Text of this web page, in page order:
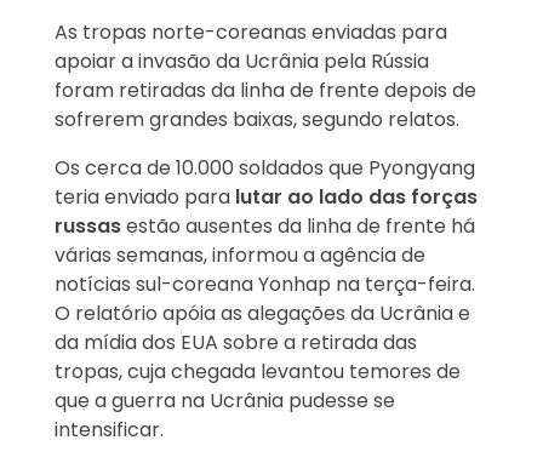
As tropas norte-coreanas enviadas para
apoiar a invasão da Ucrânia pela Rússia
foram retiradas da linha de frente depois de
sofrerem grandes baixas, segundo relatos.
Os cerca de 10.000 soldados que Pyongyang
teria enviado para lutar ao lado das forças
russasestão ausentes da linha de frente há
várias semanas, informou a agência de
notícias sul-coreana Yonhap na terça-feira.
O relatório apóia as alegações da Ucrânia e
da mídia dos EUA sobre a retirada das
tropas, cuja chegada levantou temores de
que a guerra na Ucrânia pudesse se
intensificar.